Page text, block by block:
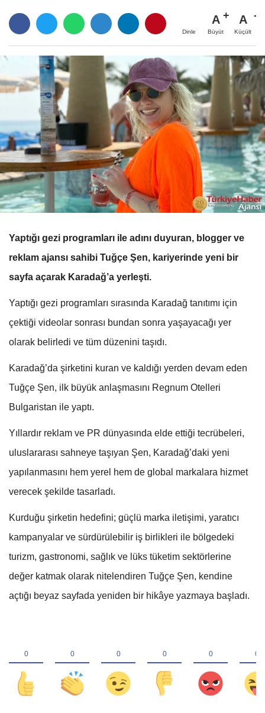
Dinle
A
Büyüt
A
Küçült
Yaptığı gezi programları ile adını duyuran, blogger ve
reklam ajansı sahibi Tuğçe Şen, kariyerinde yeni bir
sayfa açarak Karadağ’a yerleşti.
Yaptığı gezi programları sırasında Karadağ tanıtımı için
çektiği videolar sonrası bundan sonra yaşayacağı yer
olarak belirledi ve tüm düzenini taşıdı.
Karadağ’da şirketini kuran ve kaldığı yerden devam eden
Tuğçe Şen, ilk büyük anlaşmasını Regnum Otelleri
Bulgaristan ile yaptı.
Yıllardır reklam ve PR dünyasında elde ettiği tecrübeleri,
uluslararası sahneye taşıyan Şen, Karadağ’daki yeni
yapılanmasını hem yerel hem de global markalara hizmet
verecek şekilde tasarladı.
Kurduğu şirketin hedefini; güçlü marka iletişimi, yaratıcı
kampanyalar ve sürdürülebilir iş birlikleri ile bölgedeki
turizm, gastronomi, sağlık ve lüks tüketim sektörlerine
değer katmak olarak nitelendiren Tuğçe Şen, kendine
açtığı beyaz sayfada yeniden bir hikâye yazmaya başladı.